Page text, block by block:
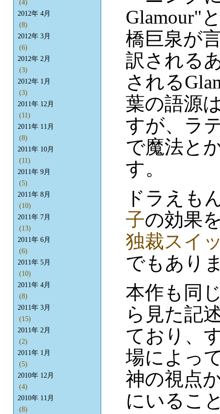
Glamour"
橋巨泉が
訳される
される
葉の語源
すが、ラ
で魔法と
す。
ドラえも
子の効果
独裁スイ
でもあり
本作も同
ら見た記
ており、
場によっ
神の視点
にいるこ
(4)
2012年 4月
(8)
2012年 3月
(6)
2012年 2月
(3)
2012年 1月
(3)
2011年 12月
(11)
2011年 11月
(8)
2011年 10月
(11)
2011年 9月
(5)
2011年 8月
(10)
2011年 7月
(13)
2011年 6月
(6)
2011年 5月
(10)
2011年 4月
(8)
2011年 3月
(15)
2011年 2月
(2)
2011年 1月
(5)
2010年 12月
(4)
2010年 11月
(8)